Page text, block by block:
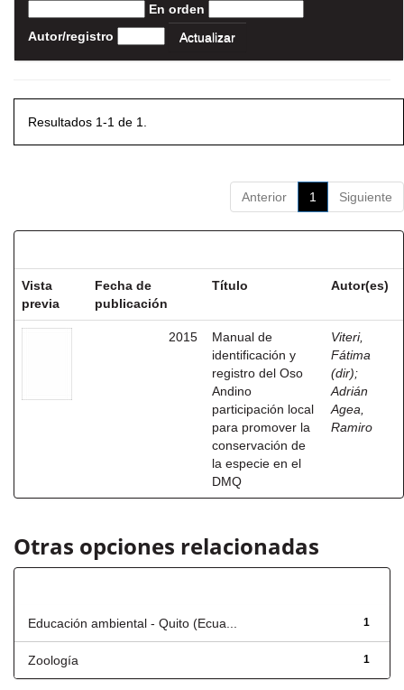
En orden
Autor/registro
Resultados 1-1 de 1.
Anterior 1 Siguiente
Vista
previa
Fecha de
publicación
Título Autor(es)
2015
Manual de
identificación y
registro del Oso
Andino
participación local
para promover la
conservación de
la especie en el
DMQ
Viteri,
Fátima
(dir);
Adrián
Agea,
Ramiro
Otras opciones relacionadas
1
Educación ambiental - Quito (Ecua...
1
Zoología